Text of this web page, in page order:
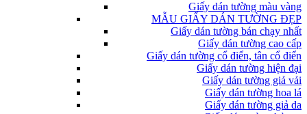
Giấy dán tường màu vàng
MẪU GIẤY DÁN TƯỜNG ĐẸP
Giấy dán tường bán chạy nhất
Giấy dán tường cao cấp
Giấy dán tường cổ điển, tân cổ điển
Giấy dán tường hiện đại
Giấy dán tường giả vải
Giấy dán tường hoa lá
Giấy dán tường giả da